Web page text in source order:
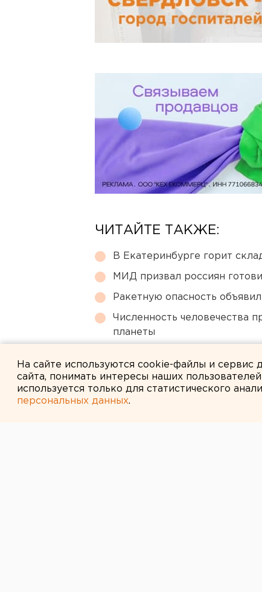
ЧИТАЙТЕ ТАКЖЕ:
В Екатеринбурге горит
МИД призвал россиян
Ракетную опасность
Численность человечества
планеты
На сайте используются cookie-файлы и сервис
сайта, понимать интересы наших
используется только для статистического
персональных данных.